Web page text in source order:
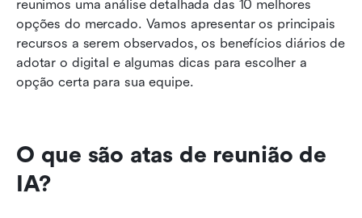
reunimos uma análise detalhada das 10 melhores
opções do mercado. Vamos apresentar os principais
recursos a serem observados, os benefícios diários de
adotar o digital e algumas dicas para escolher a
opção certa para sua equipe.
O que são atas de reunião de
IA?
Como gerar atas de reunião de IA a partir de
uma gravação ou transcrição
Considerações finais sobre a solução de atas
Leitura relacionada